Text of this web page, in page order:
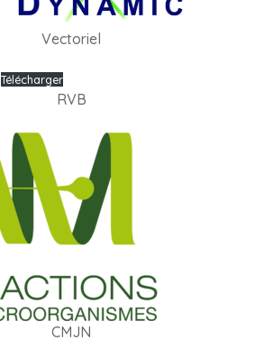
Vectoriel
Télécharger
RVB
CMJN